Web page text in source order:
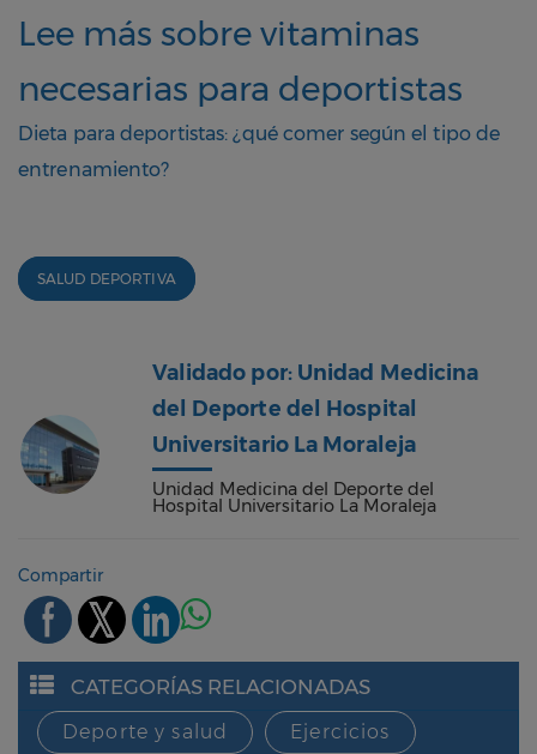
Lee más sobre vitaminas
necesarias para deportistas
Dieta para deportistas: ¿qué comer según el tipo de
entrenamiento?
SALUD DEPORTIVA
Validado por: Unidad Medicina
del Deporte del Hospital
Universitario La Moraleja
Unidad Medicina del Deporte del
Hospital Universitario La Moraleja
Compartir
CATEGORÍAS RELACIONADAS
Deporte y salud Ejercicios